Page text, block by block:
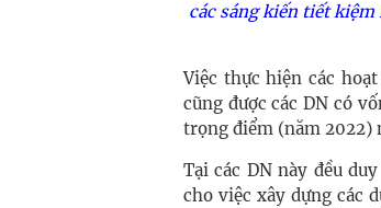
các sáng kiến tiết
Việc thực hiện các
cũng được các DN có
trọng điểm (năm 2022)
Tại các DN này đều
cho việc xây dựng các